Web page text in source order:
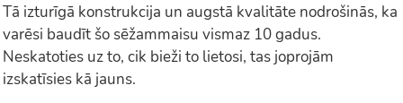
Tā izturīgā konstrukcija un augstā kvalitāte nodrošinās, ka
varēsi baudīt šo sēžammaisu vismaz 10 gadus.
Neskatoties uz to, cik bieži to lietosi, tas joprojām
izskatīsies kā jauns.